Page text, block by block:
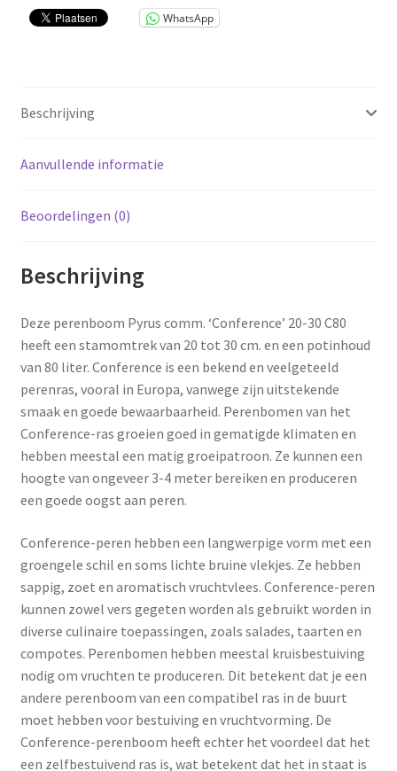
WhatsApp
Beschrijving
Aanvullende informatie
Beoordelingen (0)
Beschrijving
Deze perenboom Pyrus comm. ‘Conference’ 20-30 C80
heeft een stamomtrek van 20 tot 30 cm. en een potinhoud
van 80 liter. Conference is een bekend en veelgeteeld
perenras, vooral in Europa, vanwege zijn uitstekende
smaak en goede bewaarbaarheid. Perenbomen van het
Conference-ras groeien goed in gematigde klimaten en
hebben meestal een matig groeipatroon. Ze kunnen een
hoogte van ongeveer 3-4 meter bereiken en produceren
een goede oogst aan peren.
Conference-peren hebben een langwerpige vorm met een
groengele schil en soms lichte bruine vlekjes. Ze hebben
sappig, zoet en aromatisch vruchtvlees. Conference-peren
kunnen zowel vers gegeten worden als gebruikt worden in
diverse culinaire toepassingen, zoals salades, taarten en
compotes. Perenbomen hebben meestal kruisbestuiving
nodig om vruchten te produceren. Dit betekent dat je een
andere perenboom van een compatibel ras in de buurt
moet hebben voor bestuiving en vruchtvorming. De
Conference-perenboom heeft echter het voordeel dat het
een zelfbestuivend ras is, wat betekent dat het in staat is